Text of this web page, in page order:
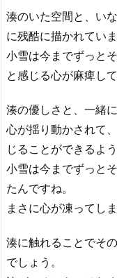
湊のいた空間と、い
に残酷に描かれていま
小雪は今までずっと
と感じる心が麻痺し
湊の優しさと、一緒
心が揺り動かされて
じることができるよ
小雪は今までずっと
たんですね。
まさに心が凍ってし
湊に触れることでそ
でしょう。